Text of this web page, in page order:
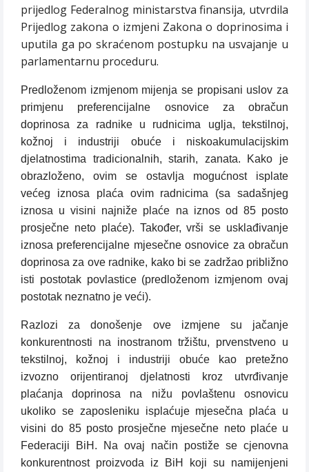
prijedlog Federalnog ministarstva finansija, utvrdila
Prijedlog zakona o izmjeni Zakona o doprinosima i
uputila ga po skraćenom postupku na usvajanje u
parlamentarnu proceduru.
Predloženom izmjenom mijenja se propisani uslov za
primjenu preferencijalne osnovice za obračun
doprinosa za radnike u rudnicima uglja, tekstilnoj,
kožnoj i industriji obuće i niskoakumulacijskim
djelatnostima tradicionalnih, starih, zanata. Kako je
obrazloženo, ovim se ostavlja mogućnost isplate
većeg iznosa plaća ovim radnicima (sa sadašnjeg
iznosa u visini najniže plaće na iznos od 85 posto
prosječne neto plaće). Također, vrši se usklađivanje
iznosa preferencijalne mjesečne osnovice za obračun
doprinosa za ove radnike, kako bi se zadržao približno
isti postotak povlastice (predloženom izmjenom ovaj
postotak neznatno je veći).
Razlozi za donošenje ove izmjene su jačanje
konkurentnosti na inostranom tržištu, prvenstveno u
tekstilnoj, kožnoj i industriji obuće kao pretežno
izvozno orijentiranoj djelatnosti kroz utvrđivanje
plaćanja doprinosa na nižu povlaštenu osnovicu
ukoliko se zaposleniku isplaćuje mjesečna plaća u
visini do 85 posto prosječne mjesečne neto plaće u
Federaciji BiH. Na ovaj način postiže se cjenovna
konkurentnost proizvoda iz BiH koji su namijenjeni